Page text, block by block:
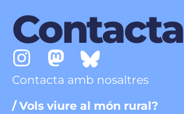
Contacta
Contacta amb nosaltres
/ Vols viure al món rural?